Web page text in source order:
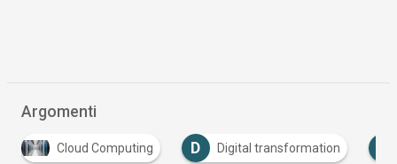
Argomenti
Cloud Computing D Digital transformation E